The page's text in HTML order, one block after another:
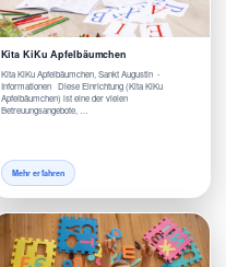
Kita KiKu Apfelbäumchen
Kita KiKu Apfelbäumchen, Sankt Augustin -
Informationen Diese Einrichtung (Kita KiKu
Apfelbäumchen) ist eine der vielen
Betreuungsangebote, …
Mehr erfahren